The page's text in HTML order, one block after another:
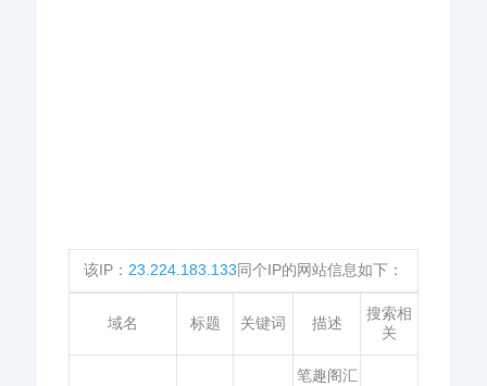
该IP： 23.224.183.133同个IP的网站信息如下：
域名 标题 关键词 描述
搜索相
关
笔趣阁汇